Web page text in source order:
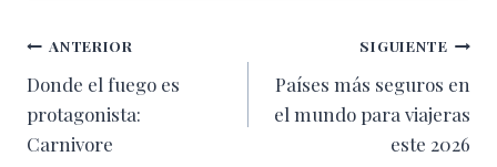
Navegación
de
entradas
ANTERIOR
Donde el fuego es
protagonista:
Carnivore
SIGUIENTE
Países más seguros en
el mundo para viajeras
este 2026